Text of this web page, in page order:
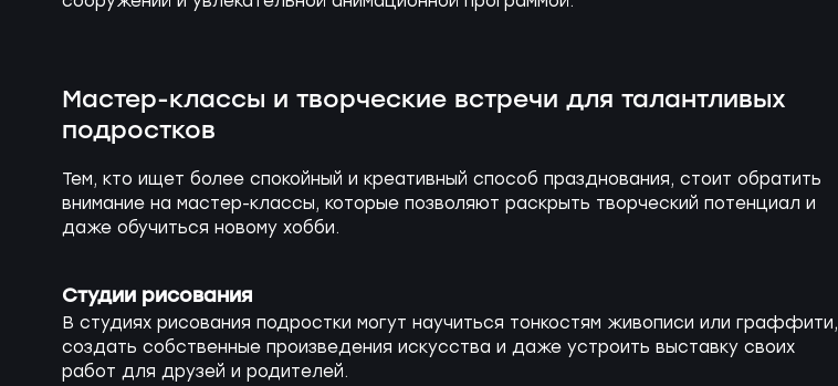
Мастер-классы и творческие встречи для талантливых
подростков
Тем, кто ищет более спокойный и креативный способ празднования, стоит обратить
внимание на мастер-классы, которые позволяют раскрыть творческий потенциал и
даже обучиться новому хобби.
Студии рисования
В студиях рисования подростки могут научиться тонкостям живописи или граффити,
создать собственные произведения искусства и даже устроить выставку своих
работ для друзей и родителей.